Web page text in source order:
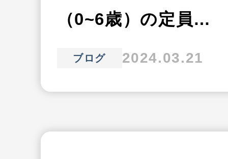
（0~6歳）の定員…
ブログ 2024.03.21